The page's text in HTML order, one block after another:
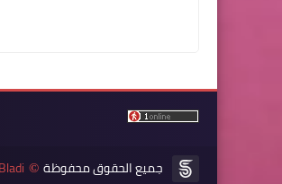
جميع الحقوق محفوظة ©